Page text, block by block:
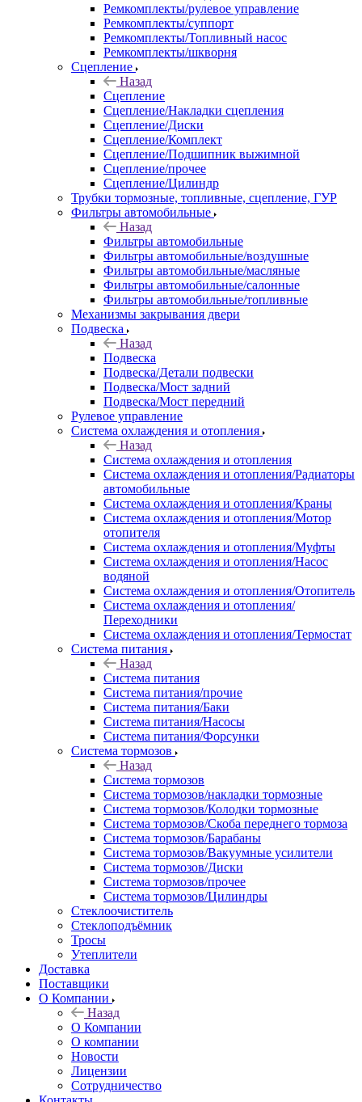
Ремкомплекты/рулевое управление
Ремкомплекты/суппорт
Ремкомплекты/Топливный насос
Ремкомплекты/шкворня
Сцепление
Назад
Сцепление
Сцепление/Накладки сцепления
Сцепление/Диски
Сцепление/Комплект
Сцепление/Подшипник выжимной
Сцепление/прочее
Сцепление/Цилиндр
Трубки тормозные, топливные, сцепление, ГУР
Фильтры автомобильные
Назад
Фильтры автомобильные
Фильтры автомобильные/воздушные
Фильтры автомобильные/масляные
Фильтры автомобильные/салонные
Фильтры автомобильные/топливные
Механизмы закрывания двери
Подвеска
Назад
Подвеска
Подвеска/Детали подвески
Подвеска/Мост задний
Подвеска/Мост передний
Рулевое управление
Система охлаждения и отопления
Назад
Система охлаждения и отопления
Система охлаждения и отопления/Радиаторы
автомобильные
Система охлаждения и отопления/Краны
Система охлаждения и отопления/Мотор
отопителя
Система охлаждения и отопления/Муфты
Система охлаждения и отопления/Насос
водяной
Система охлаждения и отопления/Отопитель
Система охлаждения и отопления/
Переходники
Система охлаждения и отопления/Термостат
Система питания
Назад
Система питания
Система питания/прочие
Система питания/Баки
Система питания/Насосы
Система питания/Форсунки
Система тормозов
Назад
Система тормозов
Система тормозов/накладки тормозные
Система тормозов/Колодки тормозные
Система тормозов/Скоба переднего тормоза
Система тормозов/Барабаны
Система тормозов/Вакуумные усилители
Система тормозов/Диски
Система тормозов/прочее
Система тормозов/Цилиндры
Стеклоочиститель
Стеклоподъёмник
Тросы
Утеплители
Доставка
Поставщики
О Компании
Назад
О Компании
О компании
Новости
Лицензии
Сотрудничество